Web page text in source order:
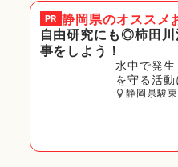
PR 静岡県のオススメ
自由研究にも◎柿田
事をしよう！
水中で発
を守る活動
静岡県駿